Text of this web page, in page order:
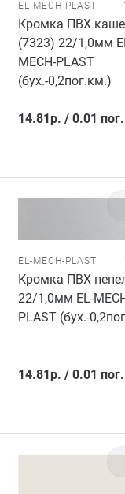
EL-MECH-PLAST
Кромка ПВХ
(7323) 22/1,0мм
MECH-PLAST
(бух.-0,2пог.км.)
14.81р. / 0.01
EL-MECH-PLAST
Кромка ПВХ
22/1,0мм EL-
PLAST (бух.-
14.81р. / 0.01